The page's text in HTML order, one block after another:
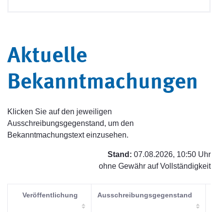
Aktuelle
Bekanntmachungen
Klicken Sie auf den jeweiligen
Ausschreibungsgegenstand, um den
Bekanntmachungstext einzusehen.
Stand: 07.08.2026, 10:50 Uhr
ohne Gewähr auf Vollständigkeit
Veröffentlichung Ausschreibungsgegenstand